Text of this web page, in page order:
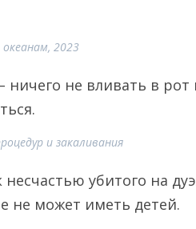
2023
ничего не вливать в
и закаливания
убитого на
не может иметь детей.